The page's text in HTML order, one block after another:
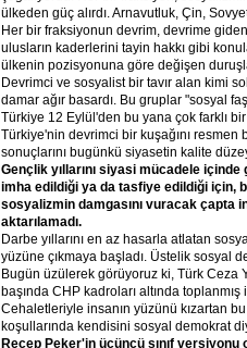
ülkeden güç alırdı. Arnavutluk, Çin,
Her bir fraksiyonun devrim, devrime
ulusların kaderlerini tayin hakkı gibi
ülkenin pozisyonuna göre değişen
Devrimci ve sosyalist bir tavır alan kimi
damar ağır basardı. Bu gruplar "sosyal
Türkiye 12 Eylül'den bu yana çok farklı
Türkiye'nin devrimci bir kuşağını resmen
sonuçlarını bugünkü siyasetin kalite
Gençlik yıllarını siyasi mücadele içinde
imha edildiği ya da tasfiye edildiği için,
sosyalizmin damgasını vuracak çapta
aktarılamadı.
Darbe yıllarını en az hasarla atlatan
yüzüne çıkmaya başladı. Üstelik sosyal
Bugün üzülerek görüyoruz ki, Türk Ceza
başında CHP kadroları altında
Cehaletleriyle insanın yüzünü kızartan
koşullarında kendisini sosyal demokrat
Recep Peker'in üçüncü sınıf versiyonu